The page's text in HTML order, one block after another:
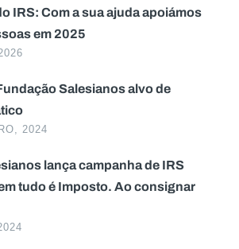
IRS: Com a sua ajuda apoiámos
em 2025
Salesianos alvo de
2024
lança campanha de IRS
tudo é Imposto. Ao consignar